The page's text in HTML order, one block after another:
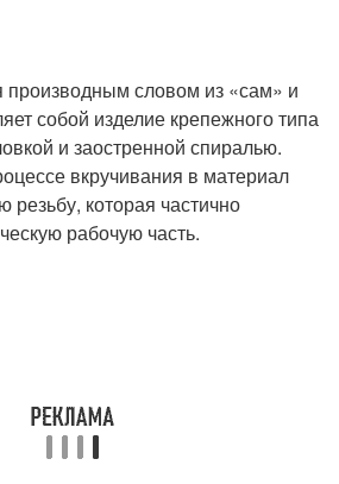
производным словом из «сам» и
собой изделие крепежного типа
и заостренной спиралью.
вкручивания в материал
резьбу, которая частично
рабочую часть.